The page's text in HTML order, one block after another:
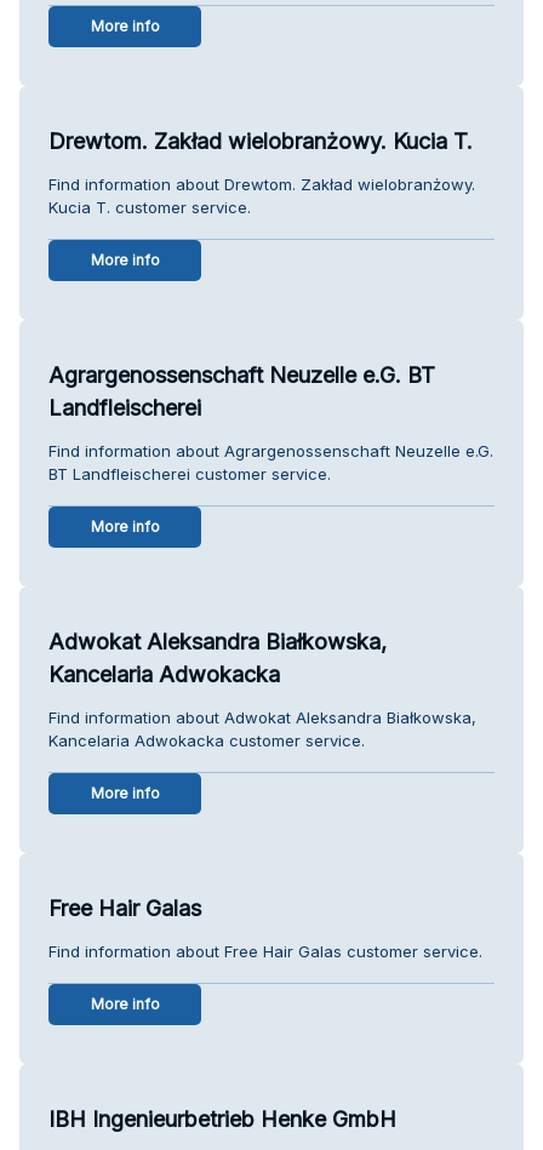
More info
Drewtom. Zakład wielobranżowy. Kucia T.
Find information about Drewtom. Zakład wielobranżowy.
Kucia T. customer service.
More info
Agrargenossenschaft Neuzelle e.G. BT
Landfleischerei
Find information about Agrargenossenschaft Neuzelle e.G.
BT Landfleischerei customer service.
More info
Adwokat Aleksandra Białkowska,
Kancelaria Adwokacka
Find information about Adwokat Aleksandra Białkowska,
Kancelaria Adwokacka customer service.
More info
Free Hair Galas
Find information about Free Hair Galas customer service.
More info
IBH Ingenieurbetrieb Henke GmbH